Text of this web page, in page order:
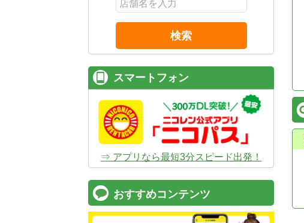
検索
スマートフォン
⇒ アプリなら最短3分スピード出発！
おすすめコンテンツ